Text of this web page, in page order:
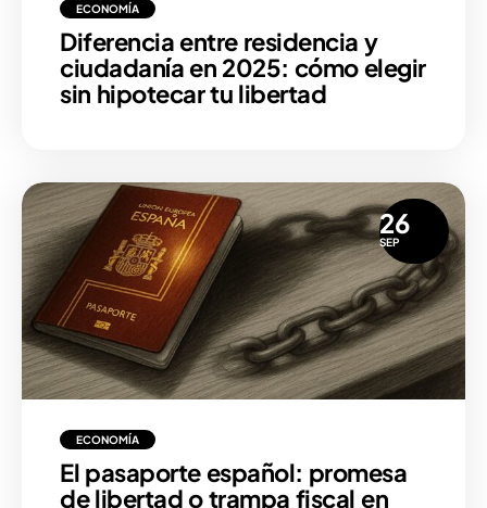
ECONOMÍA
Diferencia entre residencia y
ciudadanía en 2025: cómo elegir
sin hipotecar tu libertad
26
SEP
ECONOMÍA
El pasaporte español: promesa
de libertad o trampa fiscal en